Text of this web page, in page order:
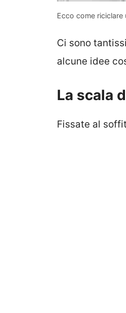
Ecco come riciclare
Ci sono
alcune idee
La scala
Fissate al